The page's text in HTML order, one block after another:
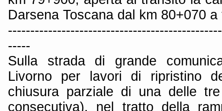
Darsena Toscana dal km 80+070
-----
Sulla strada di grande
Livorno per lavori di ripristino
chiusura parziale di una delle
consecutiva), nel tratto della